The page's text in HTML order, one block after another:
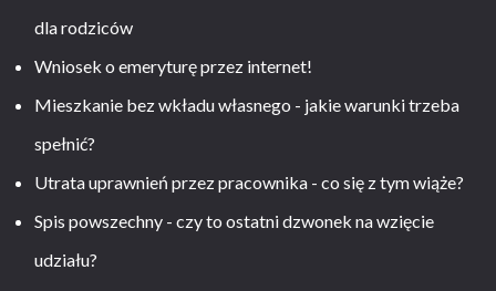
dla rodziców
Wniosek o emeryturę przez internet!
Mieszkanie bez wkładu własnego - jakie warunki trzeba
spełnić?
Utrata uprawnień przez pracownika - co się z tym wiąże?
Spis powszechny - czy to ostatni dzwonek na wzięcie
udziału?